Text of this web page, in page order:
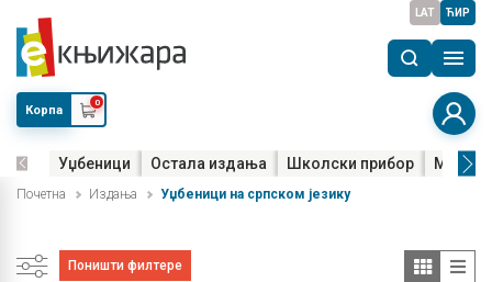
LAT ЋИР
Корпа
0
Уџбеници Остала издања Школски прибор Мала
Почетна Издања Уџбеници на српском језику
Поништи филтере